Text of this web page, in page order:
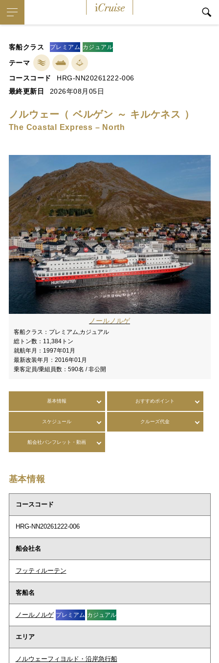
客船クラス プレミアム カジュアル
テーマ
コースコード
HRG-NN20261222-006
最終更新日
2026年08月05日
ノルウェー（ ベルゲン ～ キルケネス ）
The Coastal Express – North
ノールノルゲ
客船クラス： プレミアム,カジュアル
総トン数： 11,384トン
就航年月： 1997年01月
最新改装年月： 2016年01月
乗客定員/乗組員数： 590名 / 非公開
基本情報 おすすめポイント
スケジュール クルーズ代金
船会社パンフレット・動画
基本情報
コースコード
HRG-NN20261222-006
船会社名
フッティルーテン
客船名
ノールノルゲ プレミアム カジュアル
エリア
ノルウェーフィヨルド・沿岸急行船